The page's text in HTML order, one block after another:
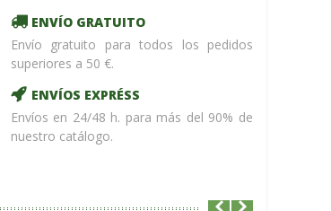
ENVÍO GRATUITO
Envío gratuito para todos los pedidos
superiores a 50 €.
ENVÍOS EXPRÉSS
Envíos en 24/48 h. para más del 90% de
nuestro catálogo.